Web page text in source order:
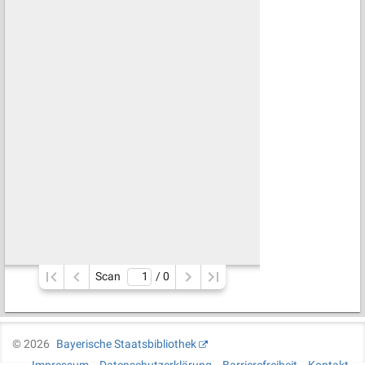
Scan / 0
©2026
Bayerische Staatsbibliothek